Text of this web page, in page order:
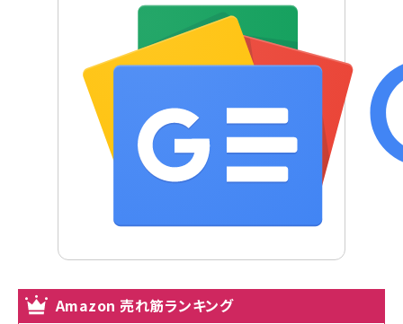
Amazon 売れ筋ランキング